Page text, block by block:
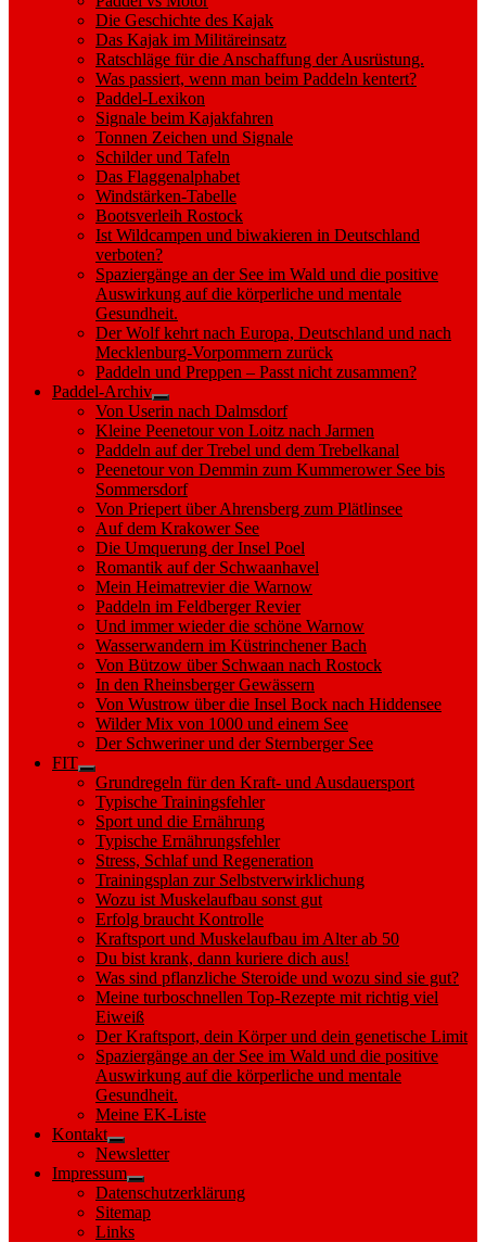
Die Geschichte des Kajak
Das Kajak im Militäreinsatz
Ratschläge für die Anschaffung der Ausrüstung.
Was passiert, wenn man beim Paddeln kentert?
Paddel-Lexikon
Signale beim Kajakfahren
Tonnen Zeichen und Signale
Schilder und Tafeln
Das Flaggenalphabet
Windstärken-Tabelle
Bootsverleih Rostock
Ist Wildcampen und biwakieren in Deutschland
verboten?
Spaziergänge an der See im Wald und die positive
Auswirkung auf die körperliche und mentale
Gesundheit.
Der Wolf kehrt nach Europa, Deutschland und nach
Mecklenburg-Vorpommern zurück
Paddeln und Preppen – Passt nicht zusammen?
Paddel-Archiv
Show
sub
menu
Von Userin nach Dalmsdorf
Kleine Peenetour von Loitz nach Jarmen
Paddeln auf der Trebel und dem Trebelkanal
Peenetour von Demmin zum Kummerower See bis
Sommersdorf
Von Priepert über Ahrensberg zum Plätlinsee
Auf dem Krakower See
Die Umquerung der Insel Poel
Romantik auf der Schwaanhavel
Mein Heimatrevier die Warnow
Paddeln im Feldberger Revier
Und immer wieder die schöne Warnow
Wasserwandern im Küstrinchener Bach
Von Bützow über Schwaan nach Rostock
In den Rheinsberger Gewässern
Von Wustrow über die Insel Bock nach Hiddensee
Wilder Mix von 1000 und einem See
Der Schweriner und der Sternberger See
FIT
Show
sub
menu
Grundregeln für den Kraft- und Ausdauersport
Typische Trainingsfehler
Sport und die Ernährung
Typische Ernährungsfehler
Stress, Schlaf und Regeneration
Trainingsplan zur Selbstverwirklichung
Wozu ist Muskelaufbau sonst gut
Erfolg braucht Kontrolle
Kraftsport und Muskelaufbau im Alter ab 50
Du bist krank, dann kuriere dich aus!
Was sind pflanzliche Steroide und wozu sind sie gut?
Meine turboschnellen Top-Rezepte mit richtig viel
Eiweiß
Der Kraftsport, dein Körper und dein genetische Limit
Spaziergänge an der See im Wald und die positive
Auswirkung auf die körperliche und mentale
Gesundheit.
Meine EK-Liste
Kontakt
Show
sub
menu
Newsletter
Impressum
Show
sub
menu
Datenschutzerklärung
Sitemap
Links